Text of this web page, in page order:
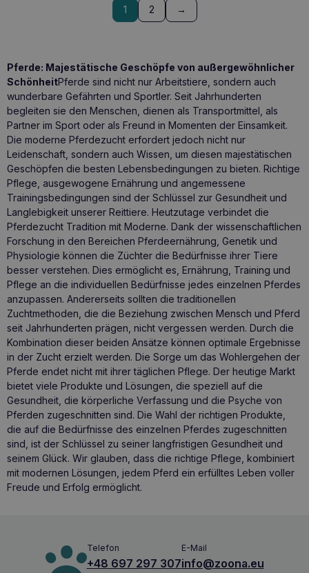
1 2 →
Pferde: Majestätische Geschöpfe von außergewöhnlicher
SchönheitPferde sind nicht nur Arbeitstiere, sondern auch
wunderbare Gefährten und Sportler. Seit Jahrhunderten
begleiten sie den Menschen, dienen als Transportmittel, als
Partner im Sport oder als Freund in Momenten der Einsamkeit.
Die moderne Pferdezucht erfordert jedoch nicht nur
Leidenschaft, sondern auch Wissen, um diesen majestätischen
Geschöpfen die besten Lebensbedingungen zu bieten. Richtige
Pflege, ausgewogene Ernährung und angemessene
Trainingsbedingungen sind der Schlüssel zur Gesundheit und
Langlebigkeit unserer Reittiere. Heutzutage verbindet die
Pferdezucht Tradition mit Moderne. Dank der wissenschaftlichen
Forschung in den Bereichen Pferdeernährung, Genetik und
Physiologie können die Züchter die Bedürfnisse ihrer Tiere
besser verstehen. Dies ermöglicht es, Ernährung, Training und
Pflege an die individuellen Bedürfnisse jedes einzelnen Pferdes
anzupassen. Andererseits sollten die traditionellen
Zuchtmethoden, die die Beziehung zwischen Mensch und Pferd
seit Jahrhunderten prägen, nicht vergessen werden. Durch die
Kombination dieser beiden Ansätze können optimale Ergebnisse
in der Zucht erzielt werden. Die Sorge um das Wohlergehen der
Pferde endet nicht mit ihrer täglichen Pflege. Der heutige Markt
bietet viele Produkte und Lösungen, die speziell auf die
Gesundheit, die körperliche Verfassung und die Psyche von
Pferden zugeschnitten sind. Die Wahl der richtigen Produkte,
die auf die Bedürfnisse des einzelnen Pferdes zugeschnitten
sind, ist der Schlüssel zu seiner langfristigen Gesundheit und
seinem Glück. Wir glauben, dass die richtige Pflege, kombiniert
mit modernen Lösungen, jedem Pferd ein erfülltes Leben voller
Freude und Erfolg ermöglicht.
Telefon
+48 697 297 307
E-Mail
info@zoona.eu